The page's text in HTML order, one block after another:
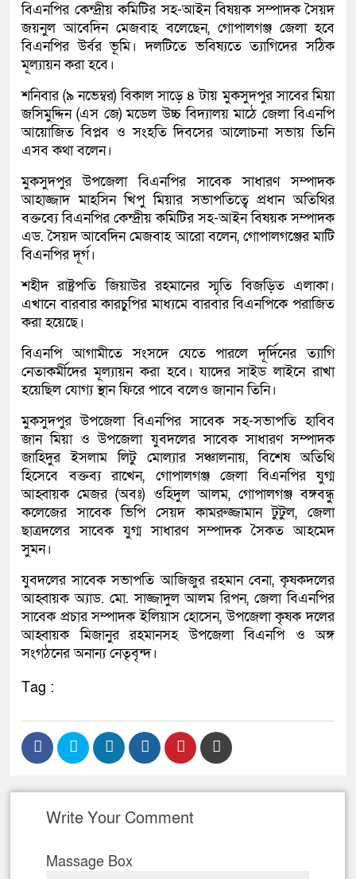
বিএনপির কেন্দ্রীয় কমিটির সহ-আইন বিষয়ক সম্পাদক সৈয়দ
জয়নুল আবেদিন মেজবাহ বলেছেন, গোপালগঞ্জ জেলা হবে
বিএনপির উর্বর ভূমি। দলটিতে ভবিষ্যতে ত্যাগিদের সঠিক
মূল্যায়ন করা হবে।
শনিবার (৯ নভেম্বর) বিকাল সাড়ে ৪ টায় মুকসুদপুর সাবের মিয়া
জসিমুদ্দিন (এস জে) মডেল উচ্চ বিদ্যালয় মাঠে জেলা বিএনপি
আয়োজিত বিপ্লব ও সংহতি দিবসের আলোচনা সভায় তিনি
এসব কথা বলেন।
মুকসুদপুর উপজেলা বিএনপির সাবেক সাধারণ সম্পাদক
আহাজ্জাদ মাহসিন খিপু মিয়ার সভাপতিত্বে প্রধান অতিথির
বক্তব্যে বিএনপির কেন্দ্রীয় কমিটির সহ-আইন বিষয়ক সম্পাদক
এড. সৈয়দ আবেদিন মেজবাহ আরো বলেন, গোপালগঞ্জের মাটি
বিএনপির দূর্গ।
শহীদ রাষ্ট্রপতি জিয়াউর রহমানের স্মৃতি বিজড়িত এলাকা।
এখানে বারবার কারচুপির মাধ্যমে বারবার বিএনপিকে পরাজিত
করা হয়েছে।
বিএনপি আগামীতে সংসদে যেতে পারলে দূর্দিনের ত্যাগি
নেতাকর্মীদের মূল্যায়ন করা হবে। যাদের সাইড লাইনে রাখা
হয়েছিল যোগ্য স্থান ফিরে পাবে বলেও জানান তিনি।
মুকসুদপুর উপজেলা বিএনপির সাবেক সহ-সভাপতি হাবিব
জান মিয়া ও উপজেলা যুবদলের সাবেক সাধারণ সম্পাদক
জাহিদুর ইসলাম লিটু মোল্যার সঞ্চালনায়, বিশেষ অতিথি
হিসেবে বক্তব্য রাখেন, গোপালগঞ্জ জেলা বিএনপির যুগ্ম
আহ্বায়ক মেজর (অবঃ) ওহিদুল আলম, গোপালগঞ্জ বঙ্গবন্ধু
কলেজের সাবেক ভিপি সেয়দ কামরুজ্জামান টুটুল, জেলা
ছাত্রদলের সাবেক যুগ্ম সাধারণ সম্পাদক সৈকত আহমেদ
সুমন।
যুবদলের সাবেক সভাপতি আজিজুর রহমান বেনা, কৃষকদলের
আহ্বায়ক অ্যাড. মো. সাজ্জাদুল আলম রিপন, জেলা বিএনপির
সাবেক প্রচার সম্পাদক ইলিয়াস হোসেন, উপজেলা কৃষক দলের
আহ্বায়ক মিজানুর রহমানসহ উপজেলা বিএনপি ও অঙ্গ
সংগঠনের অনান্য নেতৃবৃন্দ।
Tag :
Write Your Comment
Massage Box